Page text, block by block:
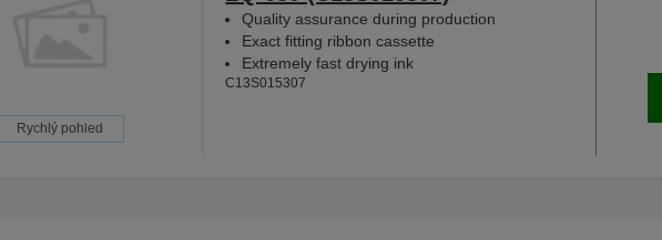
Rychlý pohled
Quality assurance during production
Exact fitting ribbon cassette
Extremely fast drying ink
C13S015307